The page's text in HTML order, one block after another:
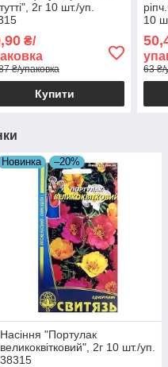
2г 10 шт./уп.
₴/
₴/упаковка
Купити
10
63 ₴/
Новинка –20%
Насіння "Портулак
великоквітковий", 2г 10 шт./уп.
38315